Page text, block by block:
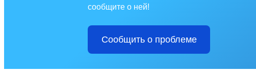
сообщите о ней!
Сообщить о проблеме